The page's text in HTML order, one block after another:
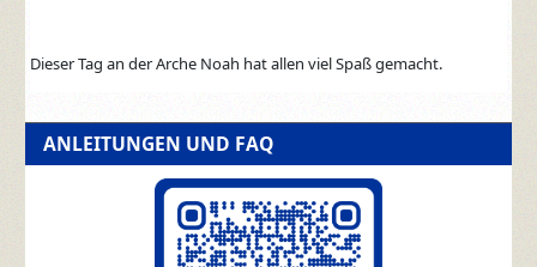
ANLEITUNGEN UND FAQ
Dieser Tag an der Arche Noah hat allen viel Spaß gemacht.